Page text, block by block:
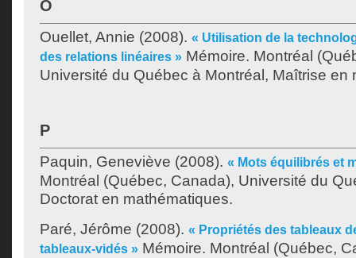
O
Ouellet, Annie (2008). « Utilisation de la
des relations linéaires » Mémoire. Montréal
Université du Québec à Montréal, Maîtrise en
P
Paquin, Geneviève (2008). « Mots équilibrés et
Montréal (Québec, Canada), Université du
Doctorat en mathématiques.
Paré, Jérôme (2008). « Propriétés des tableaux
tableaux-vidés » Mémoire. Montréal (Québec,